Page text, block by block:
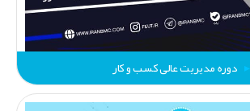
دوره مدیریت عالی کسب‌ و کار